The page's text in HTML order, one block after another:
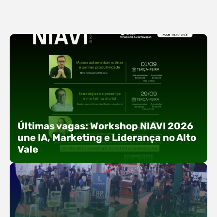
Últimas vagas: Workshop NIAVI 2026
une IA, Marketing e Liderança no Alto
Vale